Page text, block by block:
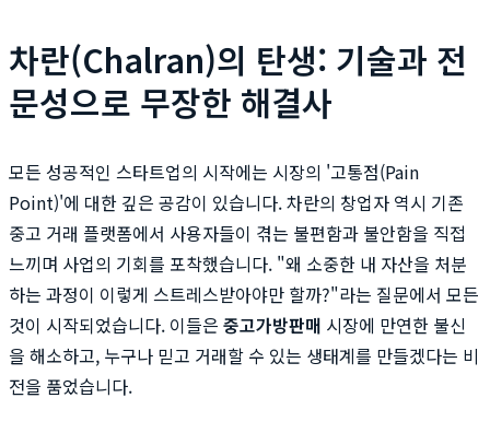
차란(Chalran)의 탄생: 기술과 전
문성으로 무장한 해결사
모든 성공적인 스타트업의 시작에는 시장의 '고통점(Pain
Point)'에 대한 깊은 공감이 있습니다. 차란의 창업자 역시 기존
중고 거래 플랫폼에서 사용자들이 겪는 불편함과 불안함을 직접
느끼며 사업의 기회를 포착했습니다. "왜 소중한 내 자산을 처분
하는 과정이 이렇게 스트레스받아야만 할까?"라는 질문에서 모든
것이 시작되었습니다. 이들은 중고가방판매 시장에 만연한 불신
을 해소하고, 누구나 믿고 거래할 수 있는 생태계를 만들겠다는 비
전을 품었습니다.